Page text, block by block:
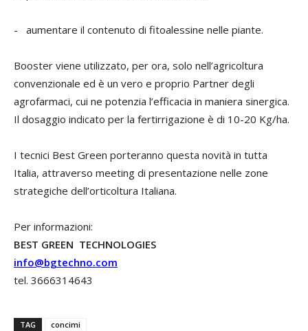
- aumentare il contenuto di fitoalessine nelle piante.
Booster viene utilizzato, per ora, solo nell’agricoltura
convenzionale ed è un vero e proprio Partner degli
agrofarmaci, cui ne potenzia l’efficacia in maniera sinergica.
Il dosaggio indicato per la fertirrigazione è di 10-20 Kg/ha.
I tecnici Best Green porteranno questa novità in tutta
Italia, attraverso meeting di presentazione nelle zone
strategiche dell’orticoltura Italiana.
Per informazioni:
BEST GREEN TECHNOLOGIES
info@bgtechno.com
tel. 3666314643
TAG concimi